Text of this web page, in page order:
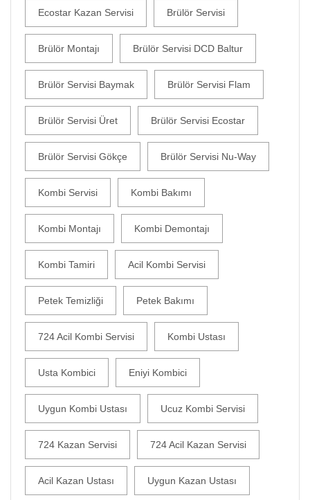
Ecostar Kazan Servisi Brülör Servisi
Brülör Montajı Brülör Servisi DCD Baltur
Brülör Servisi Baymak Brülör Servisi Flam
Brülör Servisi Üret Brülör Servisi Ecostar
Brülör Servisi Gökçe Brülör Servisi Nu-Way
Kombi Servisi Kombi Bakımı
Kombi Montajı Kombi Demontajı
Kombi Tamiri Acil Kombi Servisi
Petek Temizliği Petek Bakımı
724 Acil Kombi Servisi Kombi Ustası
Usta Kombici Eniyi Kombici
Uygun Kombi Ustası Ucuz Kombi Servisi
724 Kazan Servisi 724 Acil Kazan Servisi
Acil Kazan Ustası Uygun Kazan Ustası